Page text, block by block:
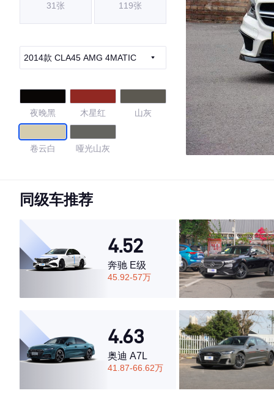
31张 119张
2014款 CLA45 AMG 4MATIC
夜晚黑 木星红 山灰
卷云白 哑光山灰
4.25
·外观表现一般，低于55%同级车
·内饰表现较为优秀，优于57%同级车
·空间表现一般，低于95%同级车
同级车推荐
4.52
奔驰 E级
45.92-57万
4.63
奥迪 A7L
41.87-66.62万